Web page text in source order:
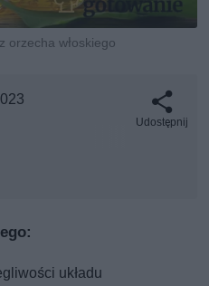
orzecha włoskiego
Udostępnij
układu